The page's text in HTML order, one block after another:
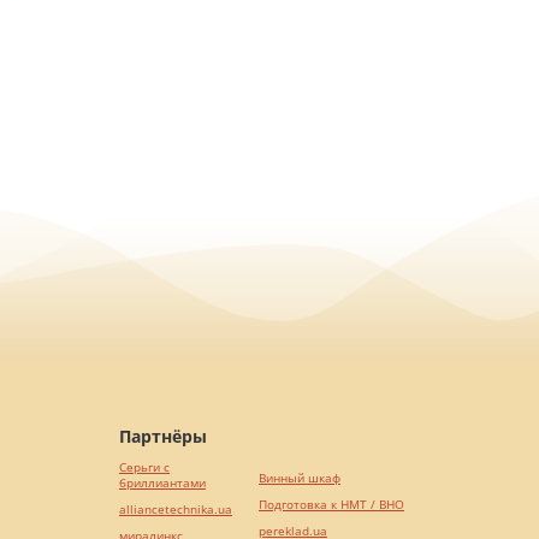
Партнёры
Серьги с
бриллиантами
alliancetechnika.ua
миралинкс
Винный шкаф
Подготовка к НМТ / ВНО
pereklad.ua